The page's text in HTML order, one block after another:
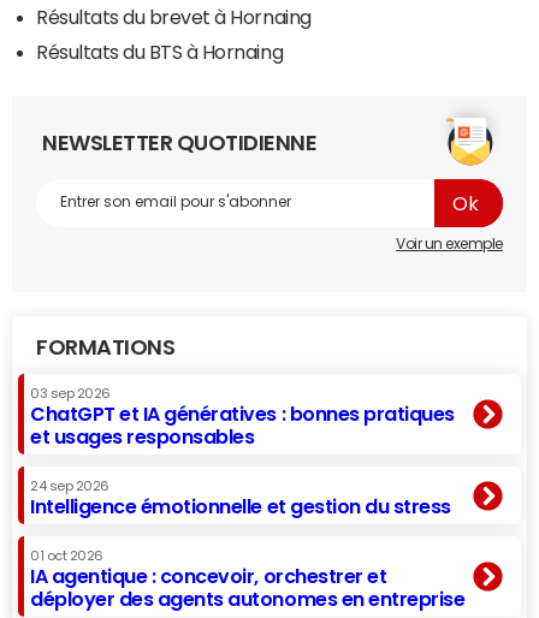
Résultats du brevet à Hornaing
Résultats du BTS à Hornaing
NEWSLETTER QUOTIDIENNE
Voir un exemple
FORMATIONS
03 sep 2026
ChatGPT et IA génératives : bonnes pratiques
et usages responsables
24 sep 2026
Intelligence émotionnelle et gestion du stress
01 oct 2026
IA agentique : concevoir, orchestrer et
déployer des agents autonomes en entreprise